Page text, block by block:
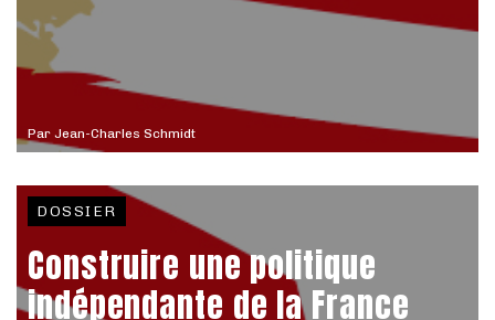
Par Jean-Charles Schmidt
DOSSIER
Construire une politique
indépendante de la France